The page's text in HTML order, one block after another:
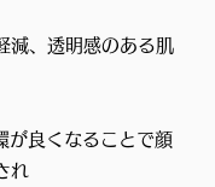
減、透明感のある肌
が良くなることで顔
れ